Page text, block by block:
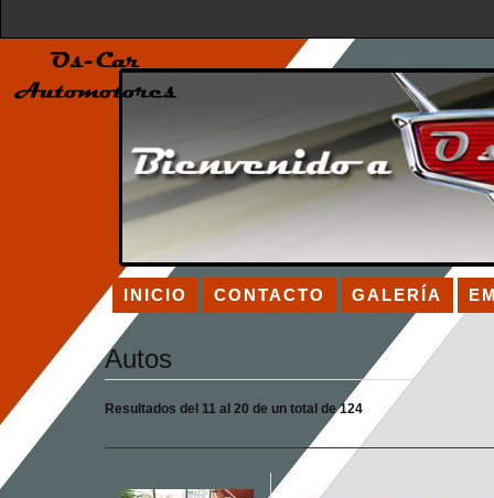
INICIO CONTACTO GALERÍA
Autos
Resultados del 11 al 20 de un total de 124